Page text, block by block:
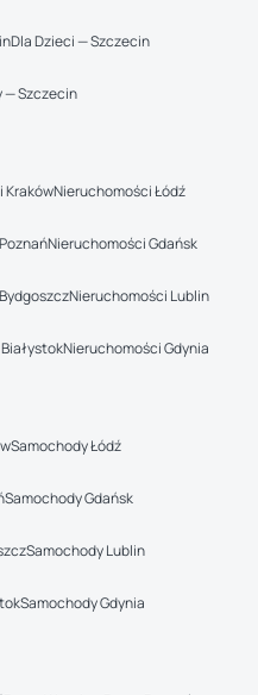
Dla Dzieci — Szczecin
— Szczecin
KrakówNieruchomości Łódź
Nieruchomości Gdańsk
Nieruchomości Lublin
Nieruchomości Gdynia
Samochody Łódź
Samochody Gdańsk
Samochody Lublin
Samochody Gdynia